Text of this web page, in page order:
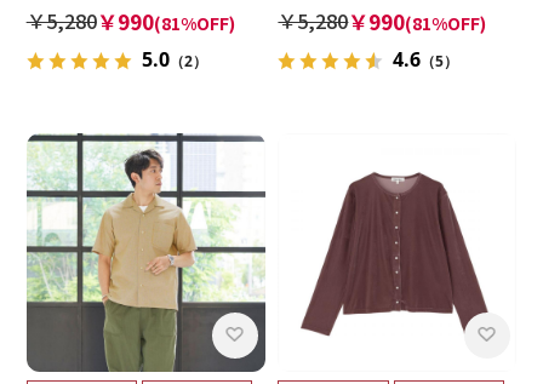
ズ
￥5,280￥990(81%OFF)
5.0（2）
ズ
￥5,280￥990(81%OFF)
4.6 （5）